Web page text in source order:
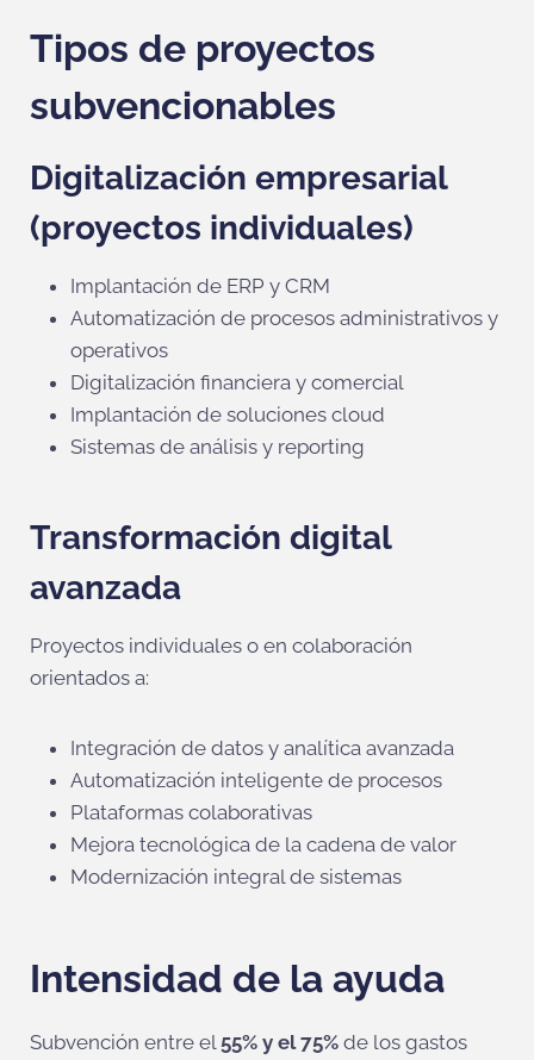
Tipos de proyectos
subvencionables
Digitalización empresarial
(proyectos individuales)
Implantación de ERP y CRM
Automatización de procesos administrativos y
operativos
Digitalización financiera y comercial
Implantación de soluciones cloud
Sistemas de análisis y reporting
Transformación digital
avanzada
Proyectos individuales o en colaboración
orientados a:
Integración de datos y analítica avanzada
Automatización inteligente de procesos
Plataformas colaborativas
Mejora tecnológica de la cadena de valor
Modernización integral de sistemas
Intensidad de la ayuda
Subvención entre el 55% y el 75% de los gastos